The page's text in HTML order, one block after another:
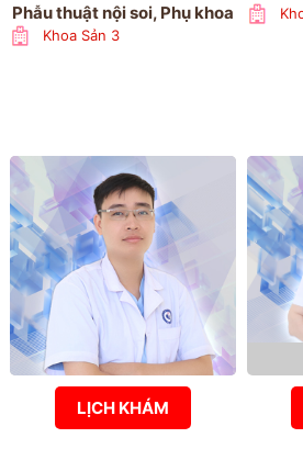
Phẫu thuật nội soi, Phụ khoa
Khoa Sản 3
LỊCH KHÁM